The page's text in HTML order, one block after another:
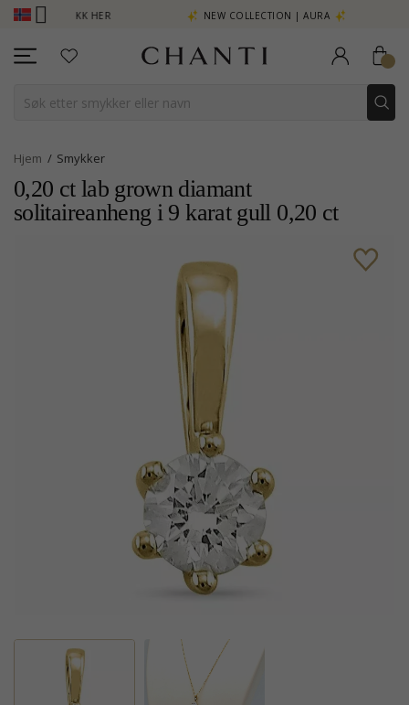
- KLIKK HER NEW COLLECTION | AURA
Hjem Smykker
0,20 ct lab grown diamant
solitaireanheng i 9 karat gull 0,20 ct